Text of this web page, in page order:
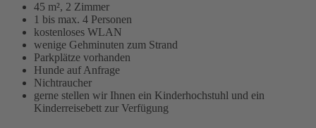
45 m², 2 Zimmer
1 bis max. 4 Personen
kostenloses WLAN
wenige Gehminuten zum Strand
Parkplätze vorhanden
Hunde auf Anfrage
Nichtraucher
gerne stellen wir Ihnen ein Kinderhochstuhl und ein
Kinderreisebett zur Verfügung